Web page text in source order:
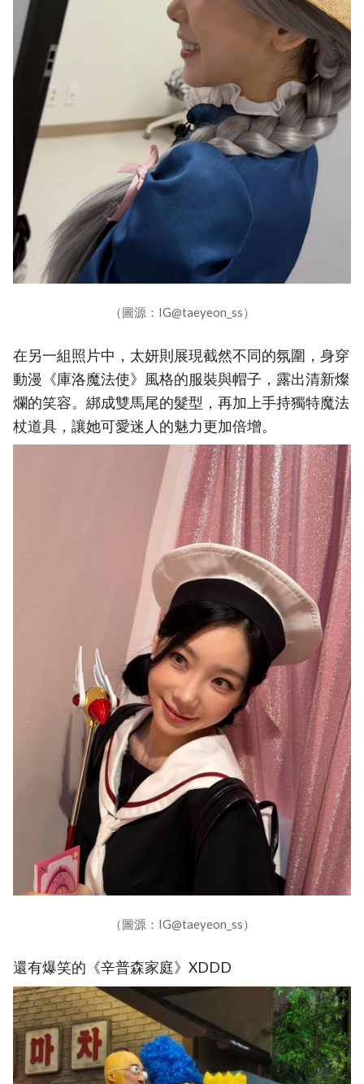
（圖源：IG@taeyeon_ss）
在另一組照片中，太妍則展現截然不同的氛圍，身穿
動漫《庫洛魔法使》風格的服裝與帽子，露出清新燦
爛的笑容。綁成雙馬尾的髮型，再加上手持獨特魔法
杖道具，讓她可愛迷人的魅力更加倍增。
（圖源：IG@taeyeon_ss）
還有爆笑的《辛普森家庭》XDDD